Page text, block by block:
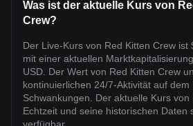
Was ist der aktuelle Kurs von
Crew?
Der Live-Kurs von Red Kitten Crew ist
mit einer aktuellen
USD. Der Wert von Red Kitten Crew
kontinuierlichen 24/7-Aktivität auf
Schwankungen. Der aktuelle Kurs von
Echtzeit und seine historischen Daten
verfügbar.